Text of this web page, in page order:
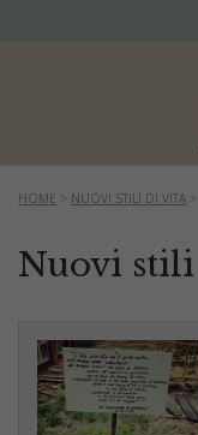
HOME > NUOVI STILI DI VITA >
Nuovi